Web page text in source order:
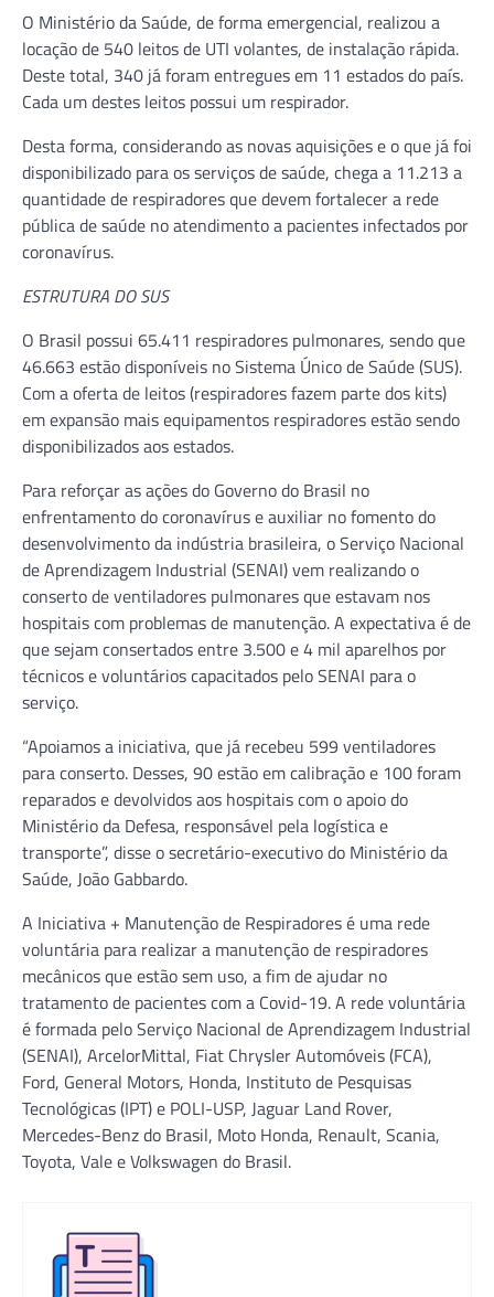
O Ministério da Saúde, de forma emergencial, realizou a
locação de 540 leitos de UTI volantes, de instalação rápida.
Deste total, 340 já foram entregues em 11 estados do país.
Cada um destes leitos possui um respirador.
Desta forma, considerando as novas aquisições e o que já foi
disponibilizado para os serviços de saúde, chega a 11.213 a
quantidade de respiradores que devem fortalecer a rede
pública de saúde no atendimento a pacientes infectados por
coronavírus.
ESTRUTURA DO SUS
O Brasil possui 65.411 respiradores pulmonares, sendo que
46.663 estão disponíveis no Sistema Único de Saúde (SUS).
Com a oferta de leitos (respiradores fazem parte dos kits)
em expansão mais equipamentos respiradores estão sendo
disponibilizados aos estados.
Para reforçar as ações do Governo do Brasil no
enfrentamento do coronavírus e auxiliar no fomento do
desenvolvimento da indústria brasileira, o Serviço Nacional
de Aprendizagem Industrial (SENAI) vem realizando o
conserto de ventiladores pulmonares que estavam nos
hospitais com problemas de manutenção. A expectativa é de
que sejam consertados entre 3.500 e 4 mil aparelhos por
técnicos e voluntários capacitados pelo SENAI para o
serviço.
“Apoiamos a iniciativa, que já recebeu 599 ventiladores
para conserto. Desses, 90 estão em calibração e 100 foram
reparados e devolvidos aos hospitais com o apoio do
Ministério da Defesa, responsável pela logística e
transporte”, disse o secretário-executivo do Ministério da
Saúde, João Gabbardo.
A Iniciativa + Manutenção de Respiradores é uma rede
voluntária para realizar a manutenção de respiradores
mecânicos que estão sem uso, a fim de ajudar no
tratamento de pacientes com a Covid-19. A rede voluntária
é formada pelo Serviço Nacional de Aprendizagem Industrial
(SENAI), ArcelorMittal, Fiat Chrysler Automóveis (FCA),
Ford, General Motors, Honda, Instituto de Pesquisas
Tecnológicas (IPT) e POLI-USP, Jaguar Land Rover,
Mercedes-Benz do Brasil, Moto Honda, Renault, Scania,
Toyota, Vale e Volkswagen do Brasil.